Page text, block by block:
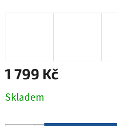
1 799 Kč
cena:
Skladem